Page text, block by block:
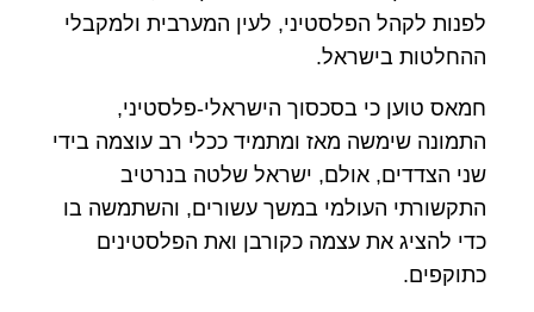
לפנות לקהל הפלסטיני, לעין המערבית ולמקבלי
ההחלטות בישראל.
חמאס טוען כי בסכסוך הישראלי-פלסטיני,
התמונה שימשה מאז ומתמיד ככלי רב עוצמה בידי
שני הצדדים, אולם, ישראל שלטה בנרטיב
התקשורתי העולמי במשך עשורים, והשתמשה בו
כדי להציג את עצמה כקורבן ואת הפלסטינים
כתוקפים.